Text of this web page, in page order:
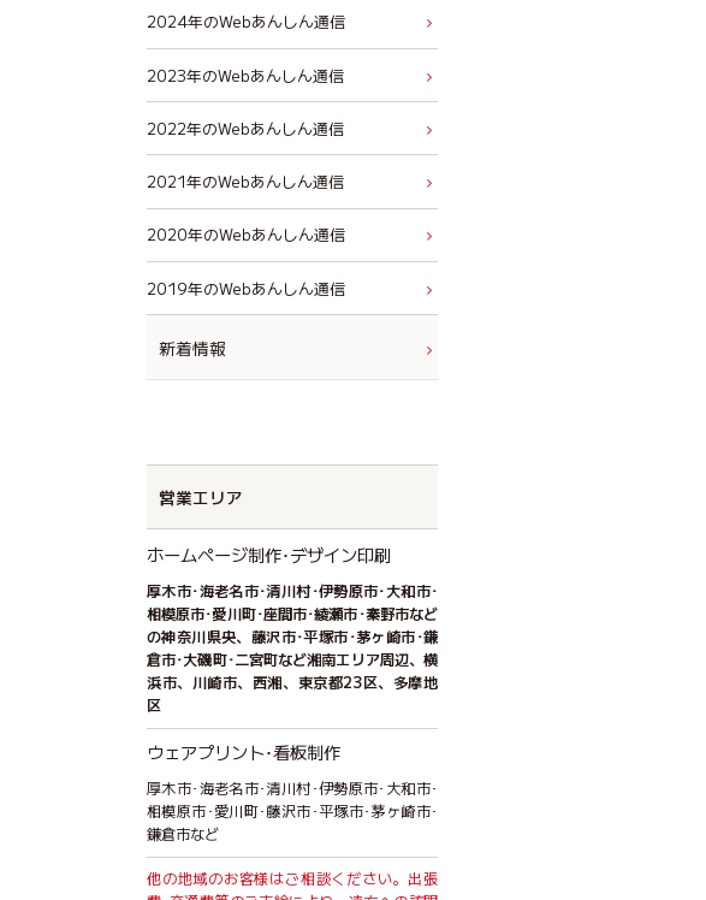
2024年のWebあんしん通信
2023年のWebあんしん通信
2022年のWebあんしん通信
2021年のWebあんしん通信
2020年のWebあんしん通信
2019年のWebあんしん通信
新着情報
営業エリア
ホームページ制作･デザイン印刷
厚木市･海老名市･清川村･伊勢原市･大和市･
相模原市･愛川町･座間市･綾瀬市･秦野市など
の神奈川県央、藤沢市･平塚市･茅ヶ崎市･鎌
倉市･大磯町･二宮町など湘南エリア周辺、横
浜市、川崎市、西湘、東京都23区、多摩地
区
ウェアプリント･看板制作
厚木市･海老名市･清川村･伊勢原市･大和市･
相模原市･愛川町･藤沢市･平塚市･茅ヶ崎市･
鎌倉市など
他の地域のお客様はご相談ください。出張